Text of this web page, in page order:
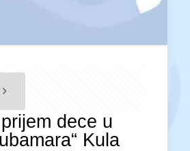
dece u
Kula